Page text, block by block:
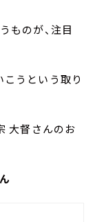
ものが、注目
うという取り
大督さんのお